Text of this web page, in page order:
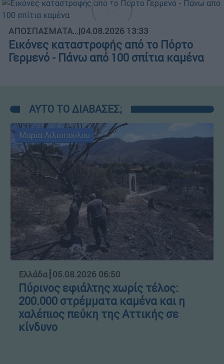
ΑΠΟΣΠΑΣΜΑΤΑ...|04.08.2026 13:33
Εικόνες καταστροφής από το Πόρτο
Γερμενό - Πάνω από 100 σπίτια καμένα
ΑΥΤΟ ΤΟ ΔΙΑΒΑΣΕΣ;
Μαρία Λιλιοπούλου
Ελλάδα┋05.08.2026 06:50
Πύρινος εφιάλτης χωρίς τέλος:
200.000 στρέμματα καμένα και η
χαλέπιος πεύκη της Αττικής σε
κίνδυνο